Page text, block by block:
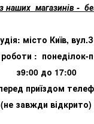
наших магазинів -
місто Київ,
: понеділок-
з9:00 до 17:00
приїздом
(не завжди відкрито)